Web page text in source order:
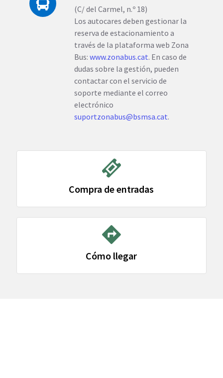
(C/ del Carmel, n.º 18)
Los autocares deben gestionar la
reserva de estacionamiento a
través de la plataforma web Zona
Bus: www.zonabus.cat. En caso de
dudas sobre la gestión, pueden
contactar con el servicio de
soporte mediante el correo
electrónico
suportzonabus@bsmsa.cat.
Compra de entradas
Cómo llegar